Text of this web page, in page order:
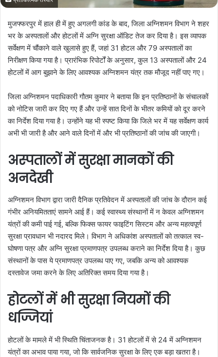
मुजफ्फरपुर में हाल ही में हुए अगलगी कांड के बाद, जिला अग्निशमन विभाग ने शहर
भर के अस्पतालों और होटलों में अग्नि सुरक्षा ऑडिट तेज कर दिया है। इस व्यापक
सर्वेक्षण में चौंकाने वाले खुलासे हुए हैं, जहां 31 होटल और 79 अस्पतालों का
निरीक्षण किया गया है। प्रारंभिक रिपोर्टों के अनुसार, कुल 13 अस्पतालों और 24
होटलों में आग बुझाने के लिए आवश्यक अग्निशमन यंत्र तक मौजूद नहीं पाए गए।
जिला अग्निशमन पदाधिकारी गौतम कुमार ने बताया कि इन प्रतिष्ठानों के संचालकों
को नोटिस जारी कर दिए गए हैं और उन्हें सात दिनों के भीतर कमियों को दूर करने
का निर्देश दिया गया है। उन्होंने यह भी स्पष्ट किया कि जिले भर में यह सर्वेक्षण कार्य
अभी भी जारी है और आने वाले दिनों में और भी प्रतिष्ठानों की जांच की जाएगी।
अस्पतालों में सुरक्षा मानकों की
अनदेखी
अग्निशमन विभाग द्वारा जारी दैनिक प्रतिवेदन में अस्पतालों की जांच के दौरान कई
गंभीर अनियमितताएं सामने आई हैं। कई स्वास्थ्य संस्थानों में न केवल अग्निशमन
यंत्रों की कमी पाई गई, बल्कि फिक्स फायर फाइटिंग सिस्टम और अन्य महत्वपूर्ण
सुरक्षा प्रावधान भी नदारद मिले। विभाग ने अधिकांश अस्पतालों को तत्काल स्व-
घोषणा पत्र और अग्नि सुरक्षा प्रमाणपत्र उपलब्ध कराने का निर्देश दिया है। कुछ
संस्थानों के पास ये प्रमाणपत्र उपलब्ध पाए गए, जबकि अन्य को आवश्यक
दस्तावेज जमा करने के लिए अतिरिक्त समय दिया गया है।
होटलों में भी सुरक्षा नियमों की
धज्जियां
होटलों के मामले में भी स्थिति चिंताजनक है। 31 होटलों में से 24 में अग्निशमन
यंत्रों का अभाव पाया गया, जो कि सार्वजनिक सुरक्षा के लिए एक बड़ा खतरा है।